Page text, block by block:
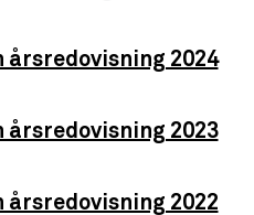
årsredovisning 2024
årsredovisning 2023
årsredovisning 2022